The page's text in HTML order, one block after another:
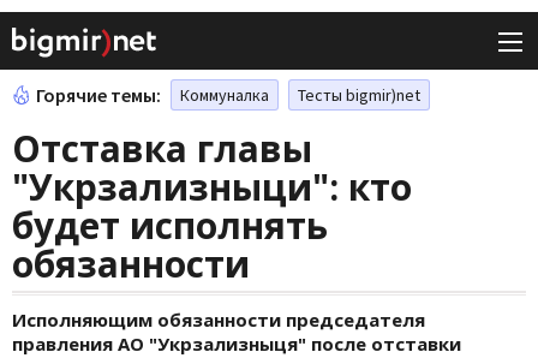
Горячие темы: Коммуналка Тесты bigmir)net
Отставка главы
"Укрзализныци": кто
будет исполнять
обязанности
Исполняющим обязанности председателя
правления АО "Укрзализныця" после отставки